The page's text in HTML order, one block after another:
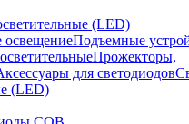
(LED)
освещениеПодъемные
Прожекторы,
для светодиодов
(LED)